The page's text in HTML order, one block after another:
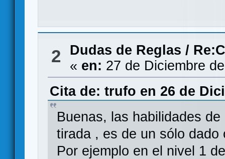
2 Dudas de Reglas /
« en: 27 de Diciembre
Cita de: trufo en 26 de
Buenas, las habilidades
tirada , es de un sólo
Por ejemplo en el nivel 1